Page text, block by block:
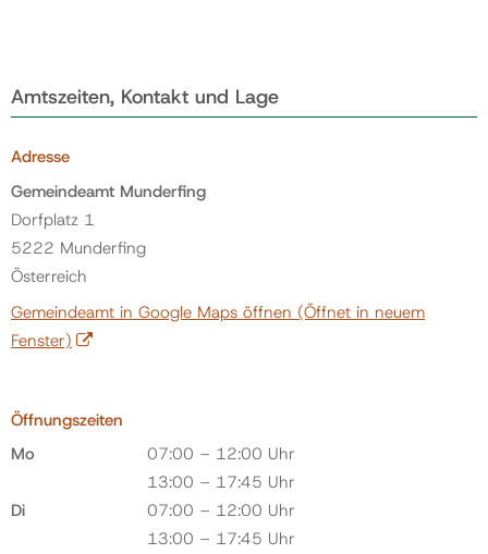
Amtszeiten, Kontakt und Lage
Adresse
Gemeindeamt Munderfing
Dorfplatz 1
5222 Munderfing
Österreich
Gemeindeamt in Google Maps öffnen (Öffnet in neuem
Fenster)
Öffnungszeiten
Mo
07:00 – 12:00 Uhr
13:00 – 17:45 Uhr
Di
07:00 – 12:00 Uhr
13:00 – 17:45 Uhr